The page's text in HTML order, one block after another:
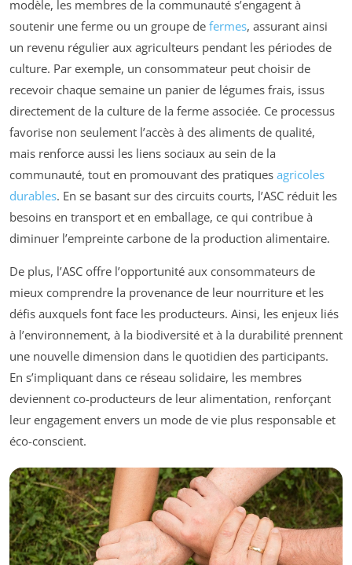
modèle, les membres de la communauté s’engagent à
soutenir une ferme ou un groupe de fermes, assurant ainsi
un revenu régulier aux agriculteurs pendant les périodes de
culture. Par exemple, un consommateur peut choisir de
recevoir chaque semaine un panier de légumes frais, issus
directement de la culture de la ferme associée. Ce processus
favorise non seulement l’accès à des aliments de qualité,
mais renforce aussi les liens sociaux au sein de la
communauté, tout en promouvant des pratiques agricoles
durables. En se basant sur des circuits courts, l’ASC réduit les
besoins en transport et en emballage, ce qui contribue à
diminuer l’empreinte carbone de la production alimentaire.
De plus, l’ASC offre l’opportunité aux consommateurs de
mieux comprendre la provenance de leur nourriture et les
défis auxquels font face les producteurs. Ainsi, les enjeux liés
à l’environnement, à la biodiversité et à la durabilité prennent
une nouvelle dimension dans le quotidien des participants.
En s’impliquant dans ce réseau solidaire, les membres
deviennent co-producteurs de leur alimentation, renforçant
leur engagement envers un mode de vie plus responsable et
éco-conscient.